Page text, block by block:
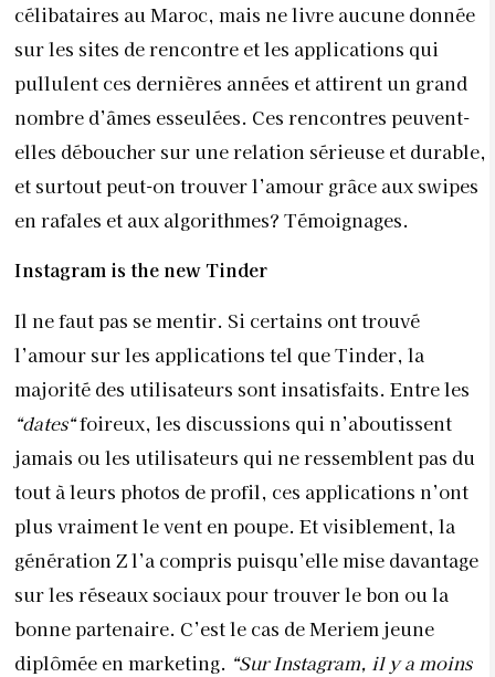
célibataires au Maroc, mais ne livre aucune donnée
sur les sites de rencontre et les applications qui
pullulent ces dernières années et attirent un grand
nombre d’âmes esseulées. Ces rencontres peuvent-
elles déboucher sur une relation sérieuse et durable,
et surtout peut-on trouver l’amour grâce aux swipes
en rafales et aux algorithmes? Témoignages.
Instagram is the new Tinder
Il ne faut pas se mentir. Si certains ont trouvé
l’amour sur les applications tel que Tinder, la
majorité des utilisateurs sont insatisfaits. Entre les
“dates“foireux, les discussions qui n’aboutissent
jamais ou les utilisateurs qui ne ressemblent pas du
tout à leurs photos de profil, ces applications n’ont
plus vraiment le vent en poupe. Et visiblement, la
génération Z l’a compris puisqu’elle mise davantage
sur les réseaux sociaux pour trouver le bon ou la
bonne partenaire. C’est le cas de Meriem jeune
diplômée en marketing. “Sur Instagram, il y a moins